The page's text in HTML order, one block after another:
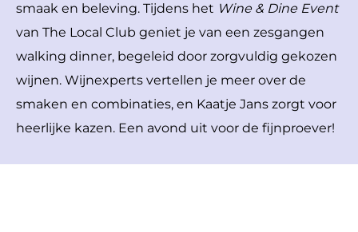
smaak en beleving. Tijdens het Wine & Dine Event
van The Local Club geniet je van een zesgangen
walking dinner, begeleid door zorgvuldig gekozen
wijnen. Wijnexperts vertellen je meer over de
smaken en combinaties, en Kaatje Jans zorgt voor
heerlijke kazen. Een avond uit voor de fijnproever!